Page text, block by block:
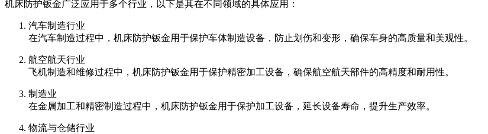
机床防护钣金广泛应用于多个行业，以下是其在不同领域的具体应用：
汽车制造行业
在汽车制造过程中，机床防护钣金用于保护车体制造设备，防止划伤和变形，确保车身的高质量和美观性。
航空航天行业
飞机制造和维修过程中，机床防护钣金用于保护精密加工设备，确保航空航天部件的高精度和耐用性。
制造业
在金属加工和精密制造过程中，机床防护钣金用于保护加工设备，延长设备寿命，提升生产效率。
物流与仓储行业